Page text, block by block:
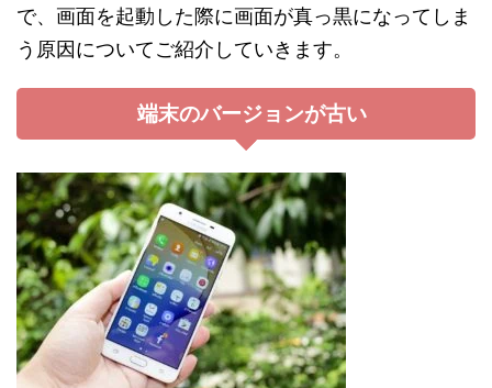
で、画面を起動した際に画面が真っ黒になってしま
う原因についてご紹介していきます。
端末のバージョンが古い